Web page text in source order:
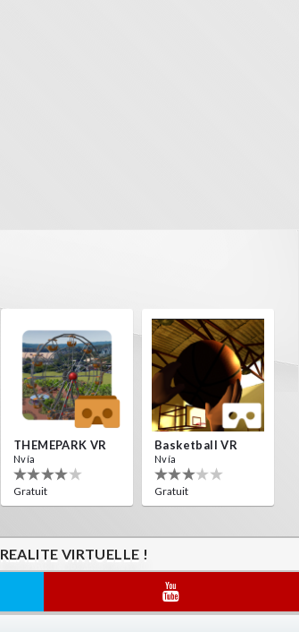
THEMEPARK VR
Nvía
Gratuit
Basketball VR
Nvía
Gratuit
VIRTUELLE !